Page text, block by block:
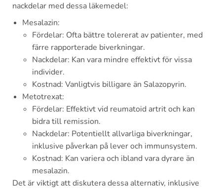
nackdelar med dessa läkemedel:
Mesalazin:
Fördelar: Ofta bättre tolererat av patienter, med
färre rapporterade biverkningar.
Nackdelar: Kan vara mindre effektivt för vissa
individer.
Kostnad: Vanligtvis billigare än Salazopyrin.
Metotrexat:
Fördelar: Effektivt vid reumatoid artrit och kan
bidra till remission.
Nackdelar: Potentiellt allvarliga biverkningar,
inklusive påverkan på lever och immunsystem.
Kostnad: Kan variera och ibland vara dyrare än
mesalazin.
Det är viktigt att diskutera dessa alternativ, inklusive